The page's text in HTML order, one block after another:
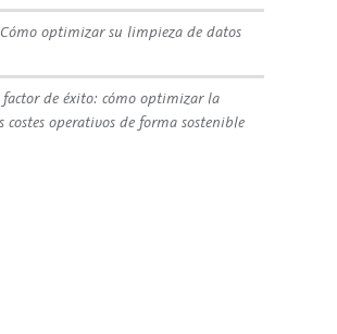
optimizar su limpieza de datos
de éxito: cómo optimizar la
operativos de forma sostenible